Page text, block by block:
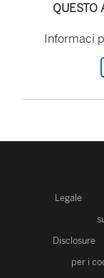
QUESTO
Informaci
Legale
Disclosure
per i